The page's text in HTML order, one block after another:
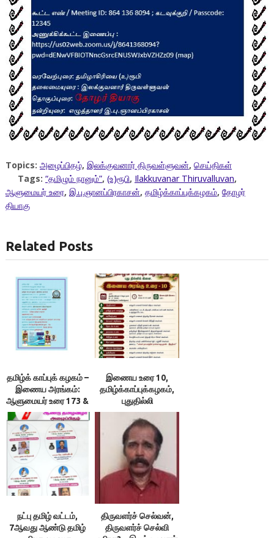
Topics: அழைப்பிதழ், இலக்குவனார் திருவள்ளுவன், செய்திகள்
Tags: “தமிழும் நானும்”, (உ)ரூபி, Ilakkuvanar Thiruvalluvan,
ஆளுமையர் உரை, இ.பு.ஞானப்பிரகாசன், தமிழ்க்காப்புக்கழகம், தோழர்
தியாகு
Related Posts
தமிழ்க் காப்புக் கழகம் –
இணைய அரங்கம்:
ஆளுமையர் உரை 173 &
174 ; நூலரங்கம்
இணைய உரை 10,
தமிழ்க்காப்புக்கழகம்,
புதுதில்லி
நட்பு தமிழ் வட்டம்,
7ஆவது ஆண்டு தமிழ்
திருவளர்ச் செல்வன்,
திருவளர்ச் செல்வி